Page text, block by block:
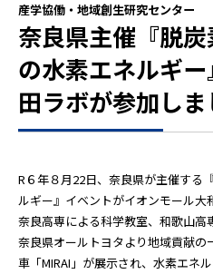
産学協働・地域創生研究センター
奈良県主催『脱
の水素エネルギ
田ラボが参加しま
R６年８月22日、奈良県が主催する
ルギー』イベントがイオンモール大
奈良高専による科学教室、和歌山高
奈良県オールトヨタより地域貢献
車「MIRAI」が展示され、水素エネ